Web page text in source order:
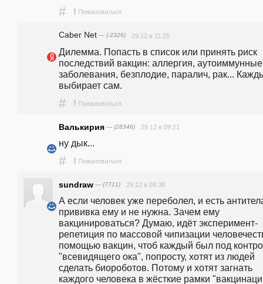
# ! Пожаловаться
Caber Net — (-2326) 29.12 в 11:25
Дилемма. Попасть в список или принять риск
последствий вакцин: аллергия, аутоиммунные
заболевания, безплодие, паралич, рак...
выбирает сам.
# ! Пожаловаться
Валькирия — (28346) 29.12 в 09:21
ну дык...
# ! Пожаловаться
sundraw — (7711) 29.12 в 08:38
А если человек уже переболел, и есть
прививка ему и не нужна. Зачем ему
вакцинироваться? Думаю, идёт эксперимент-
репетиция по массовой чипизации
помощью вакцин, чтоб каждый был под
"всевидящего ока", попросту, хотят из людей
сделать биороботов. Потому и хотят загнать
каждого человека в жёсткие рамки